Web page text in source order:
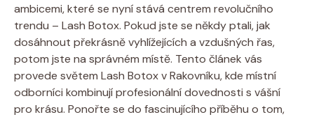
ambicemi, které se nyní stává centrem revolučního
trendu – Lash Botox. Pokud jste se někdy ptali, jak
dosáhnout překrásně vyhlížejících a vzdušných řas,
potom jste na správném místě. Tento článek vás
provede světem Lash Botox v Rakovníku, kde místní
odborníci kombinují profesionální dovednosti s vášní
pro krásu. Ponořte se do fascinujícího příběhu o tom,